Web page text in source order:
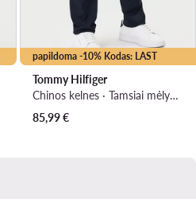
papildoma -10% Kodas: LAST
Tommy Hilfiger
Chinos kelnes · Tamsiai mėlyna · Regular Fit
85,99€